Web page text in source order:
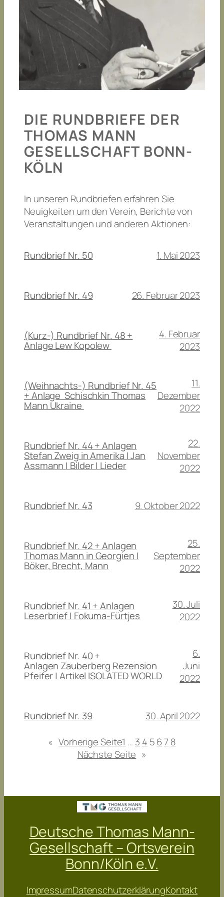
DIE RUNDBRIEFE DER
THOMAS MANN
GESELLSCHAFT BONN-
KÖLN
In unseren Rundbriefen erfahren Sie
Neuigkeiten um den Verein, Berichte von
Veranstaltungen und anderen Aktionen:
Rundbrief Nr. 50 1. Mai 2023
Rundbrief Nr. 49 26. Februar 2023
(Kurz-) Rundbrief Nr. 48 +
Anlage Lew Kopolew
4. Februar
2023
(Weihnachts-) Rundbrief Nr. 45
+ Anlage Schischkin Thomas
Mann Ukraine
11.
Dezember
2022
Rundbrief Nr. 44 + Anlagen
Stefan Zweig in Amerika | Jan
Assmann | Bilder | Lieder
22.
November
2022
Rundbrief Nr. 43 9. Oktober 2022
Rundbrief Nr. 42 + Anlagen
Thomas Mann in Georgien |
Böker, Brecht, Mann
25.
September
2022
Rundbrief Nr. 41 + Anlagen
Leserbrief | Fokuma-Fürtjes
30. Juli
2022
Rundbrief Nr. 40 +
Anlagen Zauberberg Rezension
Pfeifer | Artikel ISOLATED WORLD
6.
Juni
2022
Rundbrief Nr. 39 30. April 2022
« Vorherige Seite1 … 3 4 567 8
Nächste Seite »
Deutsche Thomas Mann-
Gesellschaft – Ortsverein
Bonn/Köln e.V.
ImpressumDatenschutzerklärungKontakt